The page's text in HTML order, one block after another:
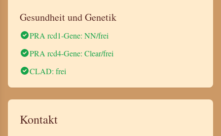
Gesundheit und Genetik
PRA rcd1-Gene: NN/frei
PRA rcd4-Gene: Clear/frei
CLAD: frei
Kontakt